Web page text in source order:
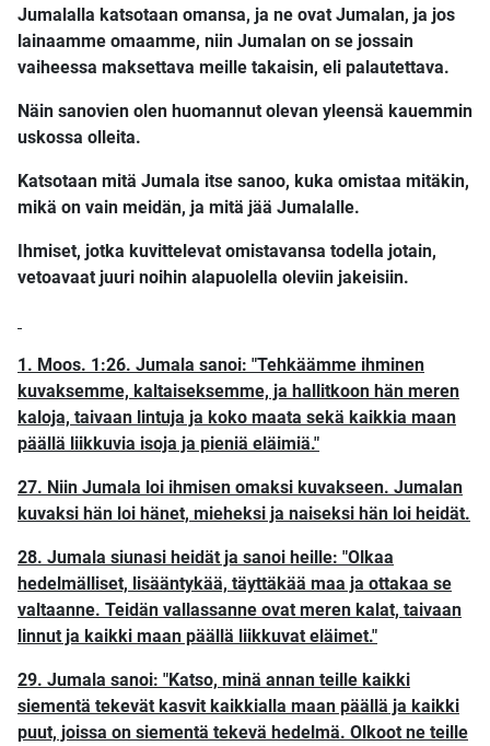
Jumalalla katsotaan omansa, ja ne ovat Jumalan, ja jos
lainaamme omaamme, niin Jumalan on se jossain
vaiheessa maksettava meille takaisin, eli palautettava.
Näin sanovien olen huomannut olevan yleensä kauemmin
uskossa olleita.
Katsotaan mitä Jumala itse sanoo, kuka omistaa mitäkin,
mikä on vain meidän, ja mitä jää Jumalalle.
Ihmiset, jotka kuvittelevat omistavansa todella jotain,
vetoavaat juuri noihin alapuolella oleviin jakeisiin.
1. Moos. 1:26. Jumala sanoi: "Tehkäämme ihminen
kuvaksemme, kaltaiseksemme, ja hallitkoon hän meren
kaloja, taivaan lintuja ja koko maata sekä kaikkia maan
päällä liikkuvia isoja ja pieniä eläimiä."
27. Niin Jumala loi ihmisen omaksi kuvakseen. Jumalan
kuvaksi hän loi hänet, mieheksi ja naiseksi hän loi heidät.
28. Jumala siunasi heidät ja sanoi heille: "Olkaa
hedelmälliset, lisääntykää, täyttäkää maa ja ottakaa se
valtaanne. Teidän vallassanne ovat meren kalat, taivaan
linnut ja kaikki maan päällä liikkuvat eläimet."
29. Jumala sanoi: "Katso, minä annan teille kaikki
siementä tekevät kasvit kaikkialla maan päällä ja kaikki
puut, joissa on siementä tekevä hedelmä. Olkoot ne teille